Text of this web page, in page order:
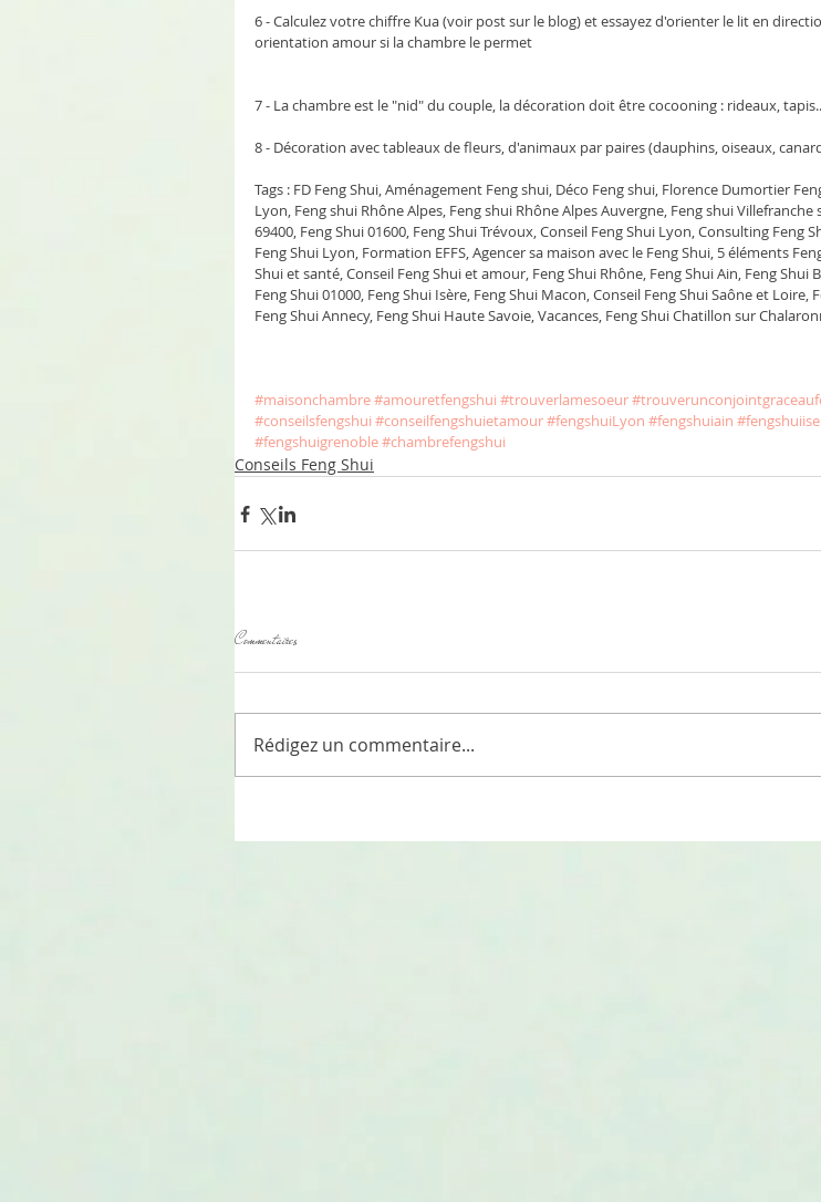
6 - Calculez votre chiffre Kua (voir post sur le blog) et essayez d'orienter le lit en
orientation amour si la chambre le permet
7 - La chambre est le "nid" du couple, la décoration doit être cocooning : rideaux,
8 - Décoration avec tableaux de fleurs, d'animaux par paires (dauphins, oiseaux,
Tags : FD Feng Shui, Aménagement Feng shui, Déco Feng shui, Florence Dumortier
Lyon, Feng shui Rhône Alpes, Feng shui Rhône Alpes Auvergne, Feng shui Villefranche
69400, Feng Shui 01600, Feng Shui Trévoux, Conseil Feng Shui Lyon, Consulting Feng
Feng Shui Lyon, Formation EFFS, Agencer sa maison avec le Feng Shui, 5 éléments
Shui et santé, Conseil Feng Shui et amour, Feng Shui Rhône, Feng Shui Ain, Feng Shui
Feng Shui 01000, Feng Shui Isère, Feng Shui Macon, Conseil Feng Shui Saône et Loire,
Feng Shui Annecy, Feng Shui Haute Savoie, Vacances, Feng Shui Chatillon sur
#maisonchambre#amouretfengshui #trouverlamesoeur
#conseilsfengshui #conseilfengshuietamour#fengshuiLyon #fengshuiain
#fengshuigrenoble#chambrefengshui
Conseils Feng Shui
Commentaires
Rédigez un commentaire...